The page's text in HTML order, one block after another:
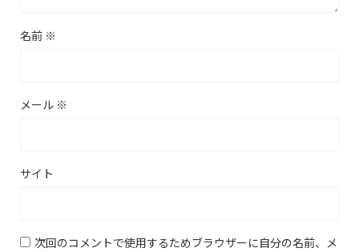
名前 ※
メール ※
サイト
次回のコメントで使用するためブラウザーに自分の名前、メ